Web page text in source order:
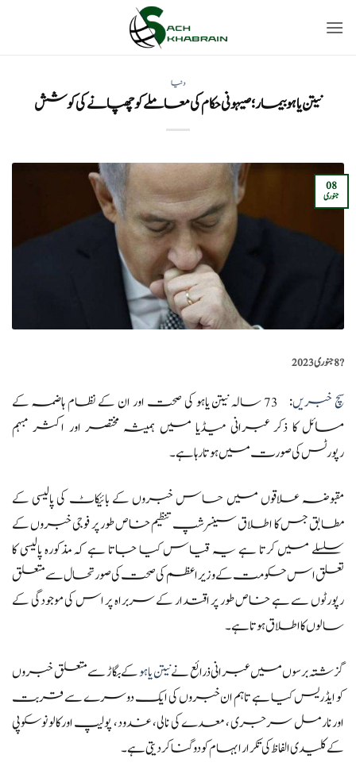
دنیا
نیتن یاہو بیمار؛ صیہونی حکام کی معاملے کو چھپانے کی کوشش
08
جنوری
?️8 جنوری 2023
سچ خبریں
: 73 سالہ نیتن یاہو کی صحت اور ان کے نظام ہاضمہ کے
مسائل کا ذکر عبرانی میڈیا میں ہمیشہ مختصر اور اکثر مبہم
رپورٹس کی صورت میں ہوتا رہا ہے۔
مقبوضہ علاقوں میں حساس خبروں کے بائیکاٹ کی پالیسی کے
مطابق جس کا اطلاق سینسرشپ تنظیم خاص طور پر فوجی خبروں کے
سلسلے میں کرتا ہے یہ قیاس کیا جاتا ہے کہ مذکورہ پالیسی کا
تعلق اس حکومت کے وزیر اعظم کی صحت کی صورتحال سے متعلق
رپورٹوں سے ہے خاص طور پر اقتدار کے سربراہ پر اس کی موجودگی کے
سالوں کا اطلاق ہوتا ہے۔
گزشتہ برسوں میں عبرانی ذرائع نےنیتن یاہوکے بگاڑ سے متعلق خبروں
کو ایڈریس کیا ہے تاہم ان خبروں کی ایک دوسرے سے قربت
اور نارمل سرجری ، معدے کی نالی، غدود، پولیپ اورکالونوسکوپی
کے کلیدی الفاظ کی تکرار ابہام کو دوگنا کردیتی ہے۔